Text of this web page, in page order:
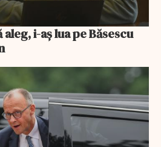
aleg, i-aș lua pe Băsescu